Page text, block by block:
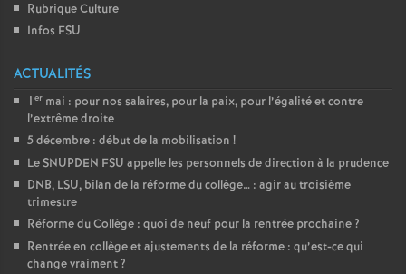
Rubrique Culture
Infos FSU
ACTUALITÉS
1 er mai : pour nos salaires, pour la paix, pour l’égalité et contre
l’extrême droite
5 décembre : début de la mobilisation !
Le SNUPDEN FSU appelle les personnels de direction à la prudence
DNB, LSU, bilan de la réforme du collège… : agir au troisième
trimestre
Réforme du Collège : quoi de neuf pour la rentrée prochaine?
Rentrée en collège et ajustements de la réforme : qu’est-ce qui
change vraiment?